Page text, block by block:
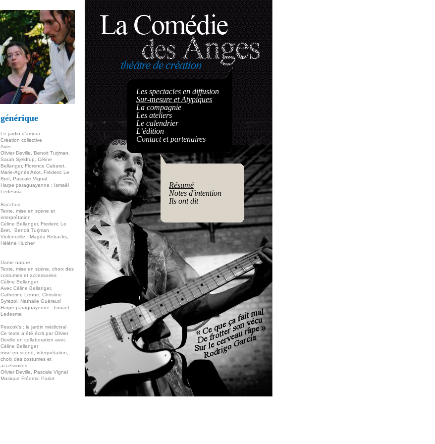
générique
Le jardin d’amour
Création collective
Avec
Olivier Deville, Benoit Turjman,
Sarah Sjeldrup, Céline
Bellanger, Florence Cabaret,
Marie-Agnès Arlot, Fréderic Le
Bret, Pascale Vignal
Harpe paraguayenne : Ismaël
Ledesma
Bacchus
Texte, mise en scène et
interprétation
Céline Bellanger, Frederic Le
Bret, Benoit Turjman
Violoncelle : Magda Rebacks,
Hélène Hucher
Dame nature
Texte, mise en scène, choix des
costumes et accessoires
Céline Bellanger
Avec Céline Bellanger,
Catherine Lenne, Christine
Syrezol, Nathalie Guéraud
Harpe paraguayenne : Ismaël
Ledesma
Peacok’s : le jardin médicinal
Ce texte a été écrit par Olivier
Deville en collaboration avec
Céline Bellanger
mise en scène, interprétation,
choix des costumes et
accessoires
Olivier Deville, Pascale Vignal
Musique Fréderic Pariot
Les spectacles en diffusion
Sur-mesure et Atypiques
La compagnie
Les ateliers
Le calendrier
L’édition
Contact et partenaires
Résumé
Notes d'intention
Ils ont dit